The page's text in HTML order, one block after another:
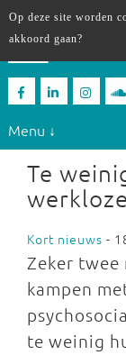
Menu ↓
Te
Kort nieuws -
Zeker
kampen
te weinig
Op deze site worden
akkoord gaan?